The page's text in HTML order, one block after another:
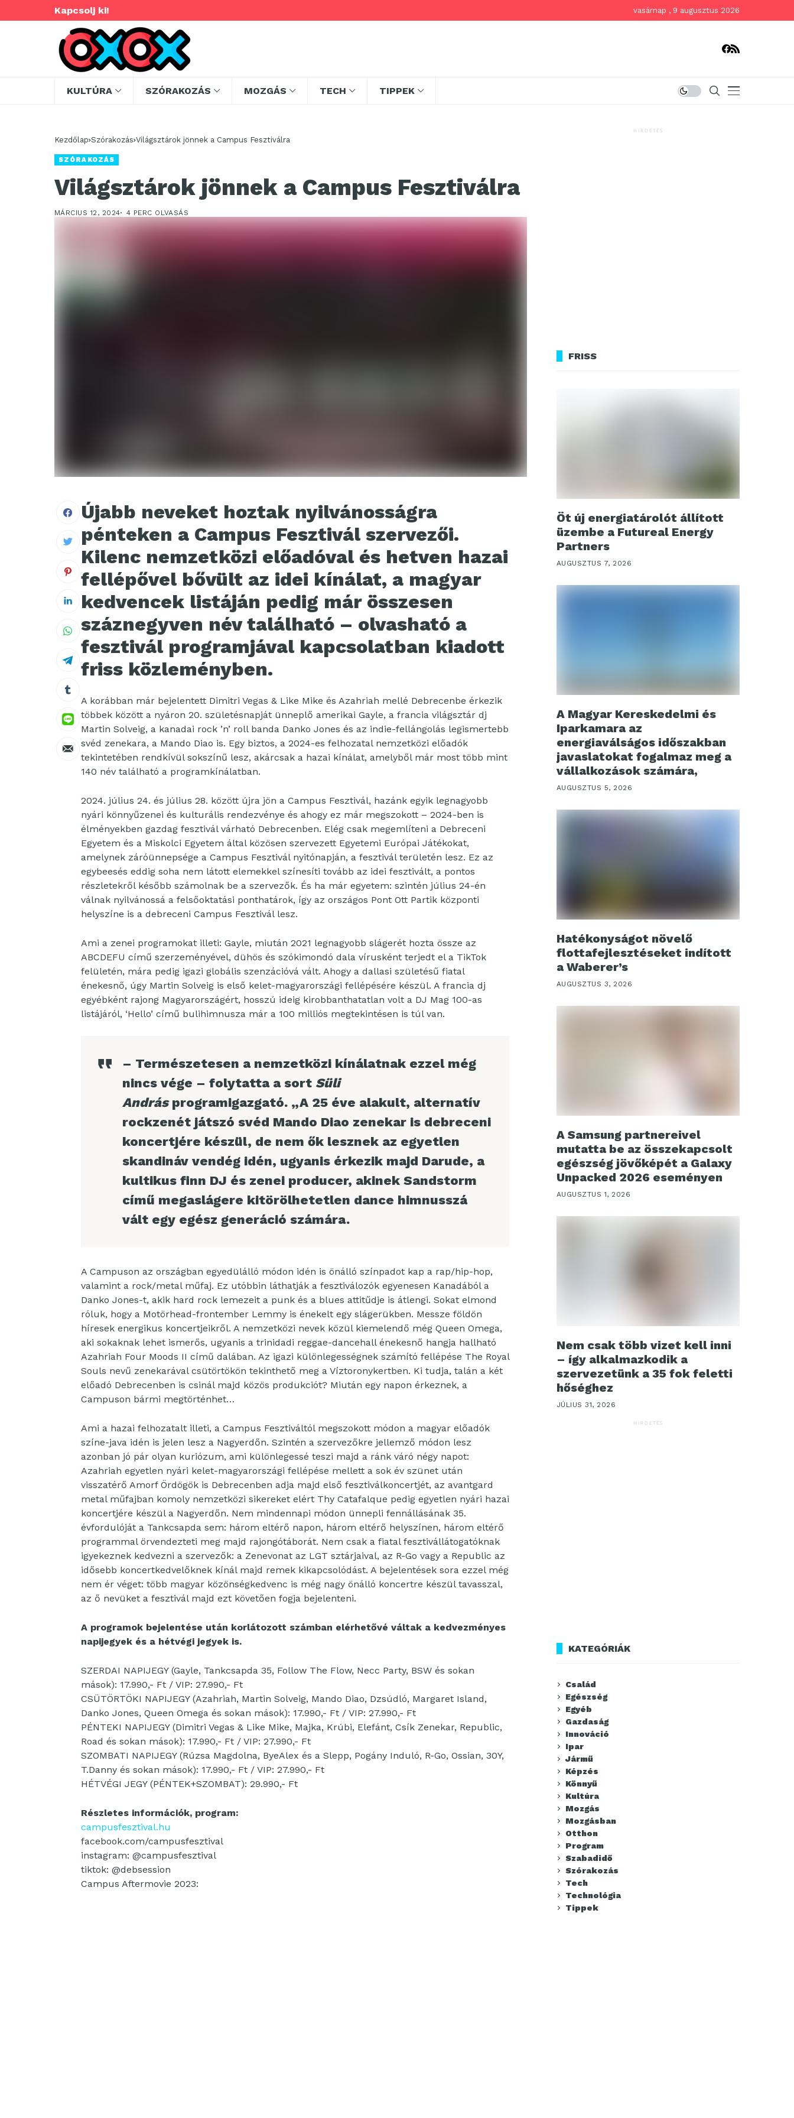
Kapcsolj ki! vasárnap , 9 augusztus 2026
KULTÚRA SZÓRAKOZÁS MOZGÁS TECH TIPPEK
Kezdőlap Szórakozás Világsztárok jönnek a Campus Fesztiválra
SZÓRAKOZÁS
Világsztárok jönnek a Campus Fesztiválra
MÁRCIUS 12, 2024 4 PERC OLVASÁS
Újabb neveket hoztak nyilvánosságra
pénteken a Campus Fesztivál szervezői.
Kilenc nemzetközi előadóval és hetven hazai
fellépővel bővült az idei kínálat, a magyar
kedvencek listáján pedig már összesen
száznegyven név található – olvasható a
fesztivál programjával kapcsolatban kiadott
friss közleményben.
A korábban már bejelentett Dimitri Vegas & Like Mike és Azahriah mellé Debrecenbe érkezik
többek között a nyáron 20. születésnapját ünneplő amerikai Gayle, a francia világsztár dj
Martin Solveig, a kanadai rock ’n’ roll banda Danko Jones és az indie-fellángolás legismertebb
svéd zenekara, a Mando Diao is. Egy biztos, a 2024-es felhozatal nemzetközi előadók
tekintetében rendkívül sokszínű lesz, akárcsak a hazai kínálat, amelyből már most több mint
140 név található a programkínálatban.
2024. július 24. és július 28. között újra jön a Campus Fesztivál, hazánk egyik legnagyobb
nyári könnyűzenei és kulturális rendezvénye és ahogy ez már megszokott – 2024-ben is
élményekben gazdag fesztivál várható Debrecenben. Elég csak megemlíteni a Debreceni
Egyetem és a Miskolci Egyetem által közösen szervezett Egyetemi Európai Játékokat,
amelynek záróünnepsége a Campus Fesztivál nyitónapján, a fesztivál területén lesz. Ez az
egybeesés eddig soha nem látott elemekkel színesíti tovább az idei fesztivált, a pontos
részletekről később számolnak be a szervezők. És ha már egyetem: szintén július 24-én
válnak nyilvánossá a felsőoktatási ponthatárok, így az országos Pont Ott Partik központi
helyszíne is a debreceni Campus Fesztivál lesz.
Ami a zenei programokat illeti: Gayle, miután 2021 legnagyobb slágerét hozta össze az
ABCDEFU című szerzeményével, dühös és szókimondó dala vírusként terjedt el a TikTok
felületén, mára pedig igazi globális szenzációvá vált. Ahogy a dallasi születésű fiatal
énekesnő, úgy Martin Solveig is első kelet-magyarországi fellépésére készül. A francia dj
egyébként rajong Magyarországért, hosszú ideig kirobbanthatatlan volt a DJ Mag 100-as
listájáról, ‘Hello’ című bulihimnusza már a 100 milliós megtekintésen is túl van.
– Természetesen a nemzetközi kínálatnak ezzel még
nincs vége – folytatta a sort Süli
Andrásprogramigazgató. „A 25 éve alakult, alternatív
rockzenét játszó svéd Mando Diao zenekar is debreceni
koncertjére készül, de nem ők lesznek az egyetlen
skandináv vendég idén, ugyanis érkezik majd Darude, a
kultikus finn DJ és zenei producer, akinek Sandstorm
című megaslágere kitörölhetetlen dance himnusszá
vált egy egész generáció számára.
A Campuson az országban egyedülálló módon idén is önálló színpadot kap a rap/hip-hop,
valamint a rock/metal műfaj. Ez utóbbin láthatják a fesztiválozók egyenesen Kanadából a
Danko Jones-t, akik hard rock lemezeit a punk és a blues attitűdje is átlengi. Sokat elmond
róluk, hogy a Motörhead-frontember Lemmy is énekelt egy slágerükben. Messze földön
híresek energikus koncertjeikről. A nemzetközi nevek közül kiemelendő még Queen Omega,
aki sokaknak lehet ismerős, ugyanis a trinidadi reggae-dancehall énekesnő hangja hallható
Azahriah Four Moods II című dalában. Az igazi különlegességnek számító fellépése The Royal
Souls nevű zenekarával csütörtökön tekinthető meg a Víztoronykertben. Ki tudja, talán a két
előadó Debrecenben is csinál majd közös produkciót? Miután egy napon érkeznek, a
Campuson bármi megtörténhet…
Ami a hazai felhozatalt illeti, a Campus Fesztiváltól megszokott módon a magyar előadók
színe-java idén is jelen lesz a Nagyerdőn. Szintén a szervezőkre jellemző módon lesz
azonban jó pár olyan kuriózum, ami különlegessé teszi majd a ránk váró négy napot:
Azahriah egyetlen nyári kelet-magyarországi fellépése mellett a sok év szünet után
visszatérő Amorf Ördögök is Debrecenben adja majd első fesztiválkoncertjét, az avantgard
metal műfajban komoly nemzetközi sikereket elért Thy Catafalque pedig egyetlen nyári hazai
koncertjére készül a Nagyerdőn. Nem mindennapi módon ünnepli fennállásának 35.
évfordulóját a Tankcsapda sem: három eltérő napon, három eltérő helyszínen, három eltérő
programmal örvendezteti meg majd rajongótáborát. Nem csak a fiatal fesztivállátogatóknak
igyekeznek kedvezni a szervezők: a Zenevonat az LGT sztárjaival, az R-Go vagy a Republic az
idősebb koncertkedvelőknek kínál majd remek kikapcsolódást. A bejelentések sora ezzel még
nem ér véget: több magyar közönségkedvenc is még nagy önálló koncertre készül tavasszal,
az ő nevüket a fesztivál majd ezt követően fogja bejelenteni.
A programok bejelentése után korlátozott számban elérhetővé váltak a kedvezményes
napijegyek és a hétvégi jegyek is.
SZERDAI NAPIJEGY (Gayle, Tankcsapda 35, Follow The Flow, Necc Party, BSW és sokan
mások): 17.990,- Ft / VIP: 27.990,- Ft
CSÜTÖRTÖKI NAPIJEGY (Azahriah, Martin Solveig, Mando Diao, Dzsúdló, Margaret Island,
Danko Jones, Queen Omega és sokan mások): 17.990,- Ft / VIP: 27.990,- Ft
PÉNTEKI NAPIJEGY (Dimitri Vegas & Like Mike, Majka, Krúbi, Elefánt, Csík Zenekar, Republic,
Road és sokan mások): 17.990,- Ft / VIP: 27.990,- Ft
SZOMBATI NAPIJEGY (Rúzsa Magdolna, ByeAlex és a Slepp, Pogány Induló, R-Go, Ossian, 30Y,
T.Danny és sokan mások): 17.990,- Ft / VIP: 27.990,- Ft
HÉTVÉGI JEGY (PÉNTEK+SZOMBAT): 29.990,- Ft
Részletes információk, program:
campusfesztival.hu
facebook.com/campusfesztival
instagram: @campusfesztival
tiktok: @debsession
Campus Aftermovie 2023:
HIRDETÉS
FRISS
Öt új energiatárolót állított
üzembe a Futureal Energy
Partners
AUGUSZTUS 7, 2026
A Magyar Kereskedelmi és
Iparkamara az
energiaválságos időszakban
javaslatokat fogalmaz meg a
vállalkozások számára,
AUGUSZTUS 5, 2026
Hatékonyságot növelő
flottafejlesztéseket indított
a Waberer’s
AUGUSZTUS 3, 2026
A Samsung partnereivel
mutatta be az összekapcsolt
egészség jövőképét a Galaxy
Unpacked 2026 eseményen
AUGUSZTUS 1, 2026
Nem csak több vizet kell inni
– így alkalmazkodik a
szervezetünk a 35 fok feletti
hőséghez
JÚLIUS 31, 2026
HIRDETÉS
KATEGÓRIÁK
Család
Egészség
Egyéb
Gazdaság
Innováció
Ipar
Jármű
Képzés
Könnyű
Kultúra
Mozgás
Mozgásban
Otthon
Program
Szabadidő
Szórakozás
Tech
Technológia
Tippek